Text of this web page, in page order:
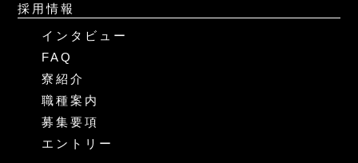
採用情報
インタビュー
FAQ
寮紹介
職種案内
募集要項
エントリー